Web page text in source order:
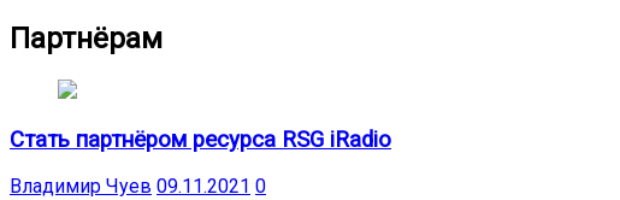
Партнёрам
Стать партнёром ресурса RSG iRadio
Владимир Чуев 09.11.2021 0